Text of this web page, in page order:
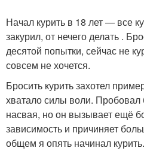
Начал курить в 18 лет — все
закурил, от нечего делать .
десятой попытки, сейчас не
совсем не хочется.
Бросить курить захотел
хватало силы воли.
насвая, но он вызывает ещё
зависимость и причиняет
общем я опять начинал курить.